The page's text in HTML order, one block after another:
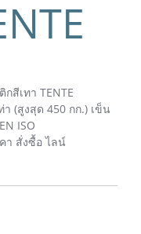
สีเทา TENTE
(สูงสุด 450 กก.) เข็น
ISO
า สั่งซื้อ ไลน์